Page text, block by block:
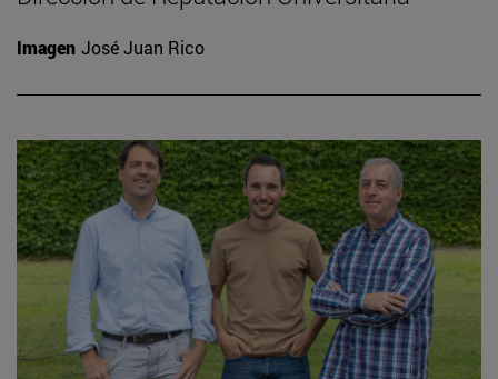
Imagen José Juan Rico